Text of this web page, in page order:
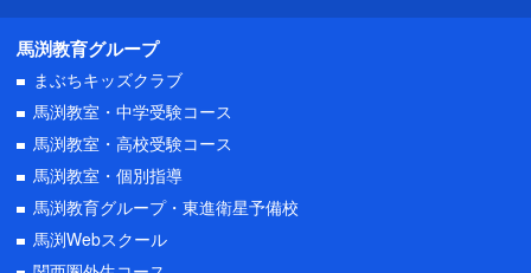
馬渕教育グループ
まぶちキッズクラブ
馬渕教室・中学受験コース
馬渕教室・高校受験コース
馬渕教室・個別指導
馬渕教育グループ・東進衛星予備校
馬渕Webスクール